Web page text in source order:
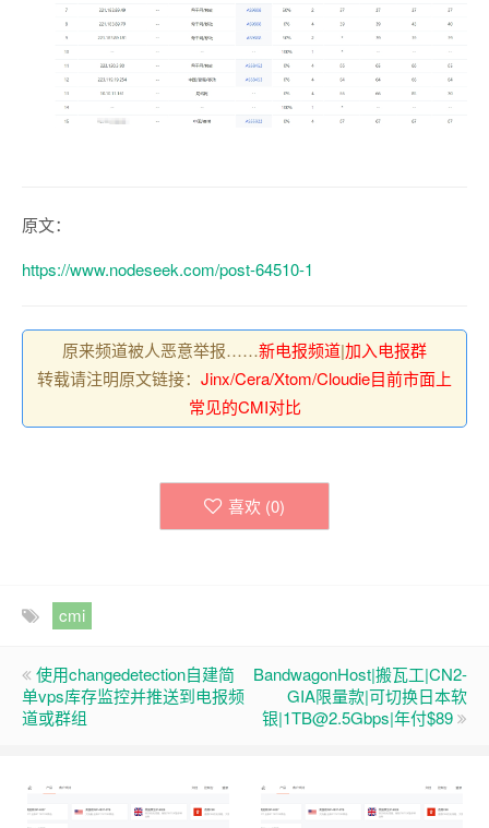
原文：
https://www.nodeseek.com/post-64510-1
原来频道被人恶意举报……新电报频道|加入电报群
转载请注明原文链接： Jinx/Cera/Xtom/Cloudie目前市面上
常见的CMI对比
喜欢 (0)
cmi
使用changedetection自建简
单vps库存监控并推送到电报频
道或群组
BandwagonHost|搬瓦工|CN2-
GIA限量款|可切换日本软
银|1TB@2.5Gbps|年付$89